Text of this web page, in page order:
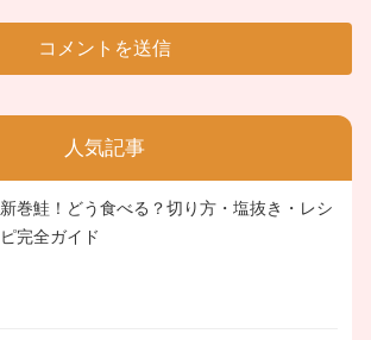
人気記事
新巻鮭！どう食べる？切り方・塩抜き・レシ
ピ完全ガイド